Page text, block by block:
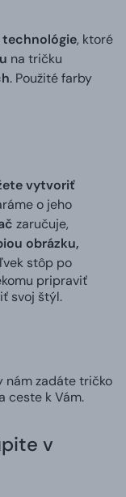
technológie, ktoré
na tričku
. Použité farby
vytvoriť
o jeho
zaručuje,
obrázku,
stôp po
pripraviť
svoj štýl.
nám zadáte tričko
ceste k Vám.
v